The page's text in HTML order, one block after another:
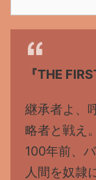
『THE
継承者よ、
略者と戦え。
100年前、
人間を奴隷